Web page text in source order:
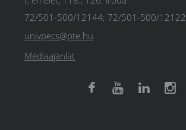
72/501-500/12144; 72/501-500/12122
univpecs@pte.hu
Médiaajánlat